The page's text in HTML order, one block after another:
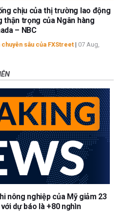
chịu của thị trường lao động
thận trọng của Ngân hàng
– NBC
sâu của FXStreet | 07 Aug,
nông nghiệp của Mỹ giảm 23
dự báo là +80 nghìn